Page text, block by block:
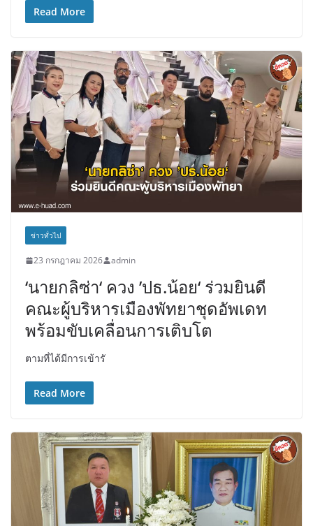
Read More
ข่าวทั่วไป
23 กรกฎาคม 2026 admin
‘นายกลิซ่า‘ ควง ’ปธ.น้อย‘ ร่วมยินดี
คณะผู้บริหารเมืองพัทยาชุดอัพเดท
พร้อมขับเคลื่อนการเติบโต
ตามที่ได้มีการเข้ารั
Read More